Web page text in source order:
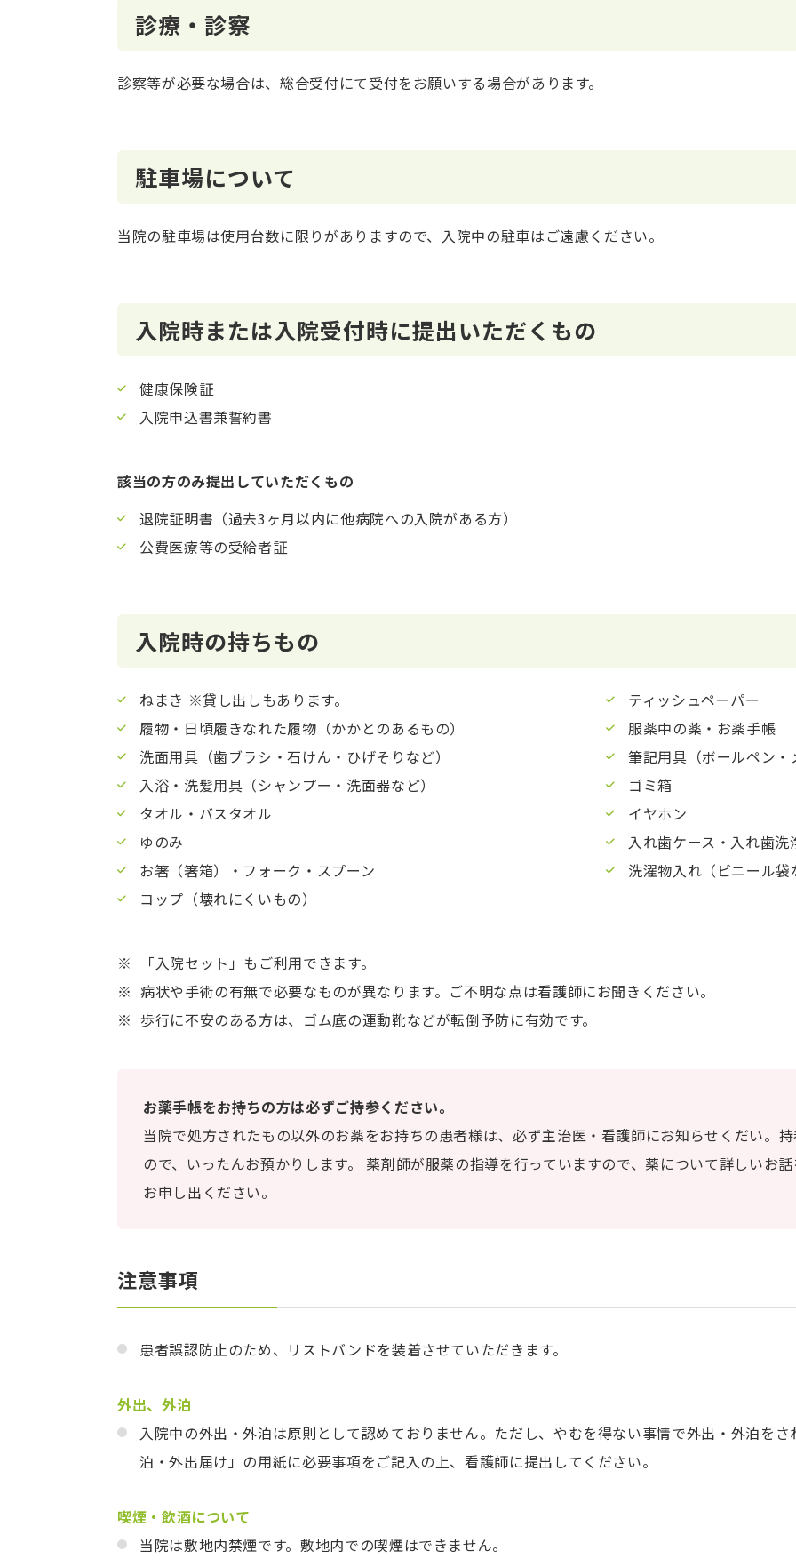
診療・診察
診察等が必要な場合は、総合受付にて受付をお願いする場合があります。
駐車場について
当院の駐車場は使用台数に限りがありますので、入院中の駐車はご遠慮ください。
入院時または入院受付時に提出いただくもの
健康保険証
入院申込書兼誓約書
該当の方のみ提出していただくもの
退院証明書（過去3ヶ月以内に他病院への入院がある方）
公費医療等の受給者証
入院時の持ちもの
ねまき ※貸し出しもあります。
履物・日頃履きなれた履物（かかとのあるもの）
洗面用具（歯ブラシ・石けん・ひげそりなど）
入浴・洗髪用具（シャンプー・洗面器など）
タオル・バスタオル
ゆのみ
お箸（箸箱）・フォーク・スプーン
コップ（壊れにくいもの）
ティッシュペーパー
服薬中の薬・お薬手帳
筆記用具（ボールペン・
ゴミ箱
イヤホン
入れ歯ケース・入れ歯洗
洗濯物入れ（ビニール袋
「入院セット」もご利用できます。
病状や手術の有無で必要なものが異なります。ご不明な点は看護師にお聞きください。
歩行に不安のある方は、ゴム底の運動靴などが転倒予防に有効です。
お薬手帳をお持ちの方は必ずご持参ください。
当院で処方されたもの以外のお薬をお持ちの患者様は、必ず主治医・看護師にお知らせくだい。
ので、いったんお預かりします。 薬剤師が服薬の指導を行っていますので、薬について詳しいお
お申し出ください。
注意事項
患者誤認防止のため、リストバンドを装着させていただきます。
外出、外泊
入院中の外出・外泊は原則として認めておりません。ただし、やむを得ない事情で外出・外泊を
泊・外出届け」の用紙に必要事項をご記入の上、看護師に提出してください。
喫煙・飲酒について
当院は敷地内禁煙です。敷地内での喫煙はできません。